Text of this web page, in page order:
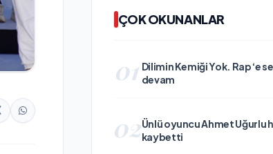
ÇOK OKUNANLAR
01 Dilimin Kemiği Yok. Rap ‘e
devam
02Ünlü oyuncu Ahmet Uğurlu
kaybetti